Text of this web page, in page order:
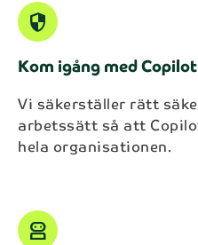
security
Kom igång med
Vi säkerställer rätt
arbetssätt så att
hela organisationen.
robot_2